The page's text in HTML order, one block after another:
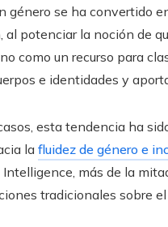
género se ha convertido
al potenciar la noción de
como un recurso para
e identidades y
esta tendencia ha
la fluidez de género e
más de la
tradicionales sobre el